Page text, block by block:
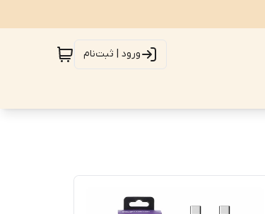
ورود | ثبت‌نام